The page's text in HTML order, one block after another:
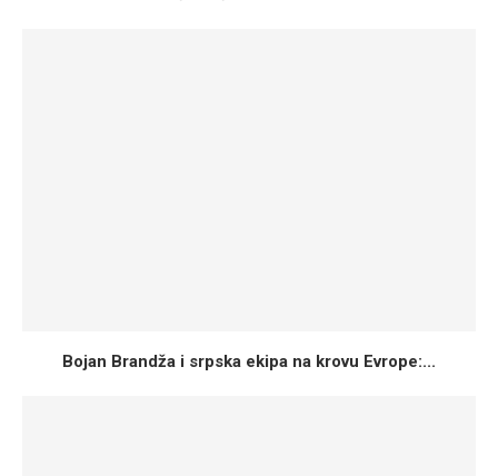
Bojan Brandža i srpska ekipa na krovu Evrope:...